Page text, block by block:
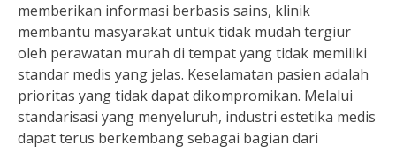
memberikan informasi berbasis sains, klinik
membantu masyarakat untuk tidak mudah tergiur
oleh perawatan murah di tempat yang tidak memiliki
standar medis yang jelas. Keselamatan pasien adalah
prioritas yang tidak dapat dikompromikan. Melalui
standarisasi yang menyeluruh, industri estetika medis
dapat terus berkembang sebagai bagian dari